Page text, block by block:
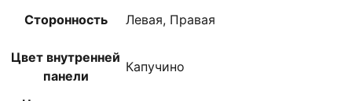
Сторонность Левая, Правая
Цвет внутренней
панели
Капучино